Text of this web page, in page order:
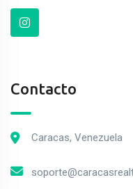
Contacto
Caracas, Venezuela